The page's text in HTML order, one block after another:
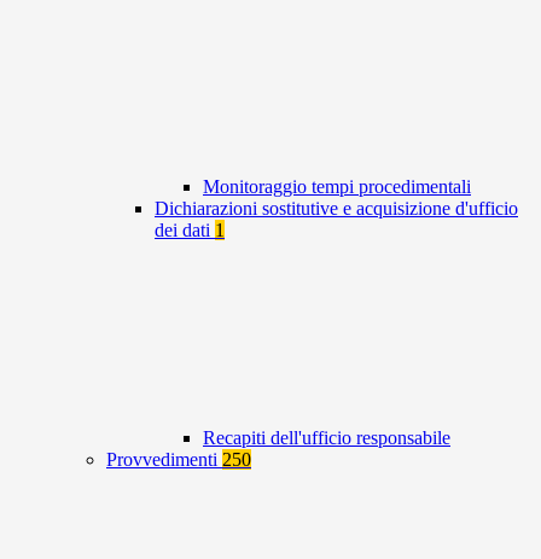
Monitoraggio tempi procedimentali
Dichiarazioni sostitutive e acquisizione d'ufficio
dei dati 1
Recapiti dell'ufficio responsabile
Provvedimenti 250